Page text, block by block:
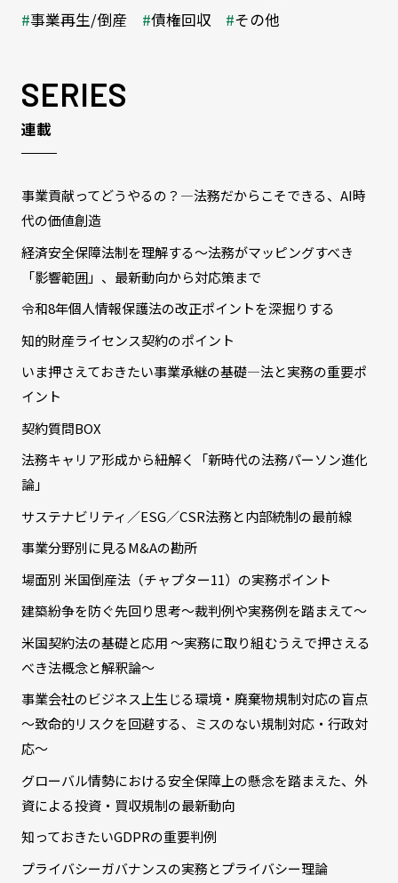
事業再生/倒産
債権回収 その他
SERIES
連載
事業貢献ってどうやるの？―法務だからこそできる、AI時
代の価値創造
経済安全保障法制を理解する～法務がマッピングすべき
「影響範囲」、最新動向から対応策まで
令和8年個人情報保護法の改正ポイントを深掘りする
知的財産ライセンス契約のポイント
いま押さえておきたい事業承継の基礎―法と実務の重要ポ
イント
契約質問BOX
法務キャリア形成から紐解く「新時代の法務パーソン進化
論」
サステナビリティ／ESG／CSR法務と内部統制の最前線
事業分野別に見るM&Aの勘所
場面別 米国倒産法（チャプター11）の実務ポイント
建築紛争を防ぐ先回り思考～裁判例や実務例を踏まえて～
米国契約法の基礎と応用 ～実務に取り組むうえで押さえる
べき法概念と解釈論～
事業会社のビジネス上生じる環境・廃棄物規制対応の盲点
～致命的リスクを回避する、ミスのない規制対応・行政対
応～
グローバル情勢における安全保障上の懸念を踏まえた、外
資による投資・買収規制の最新動向
知っておきたいGDPRの重要判例
プライバシーガバナンスの実務とプライバシー理論